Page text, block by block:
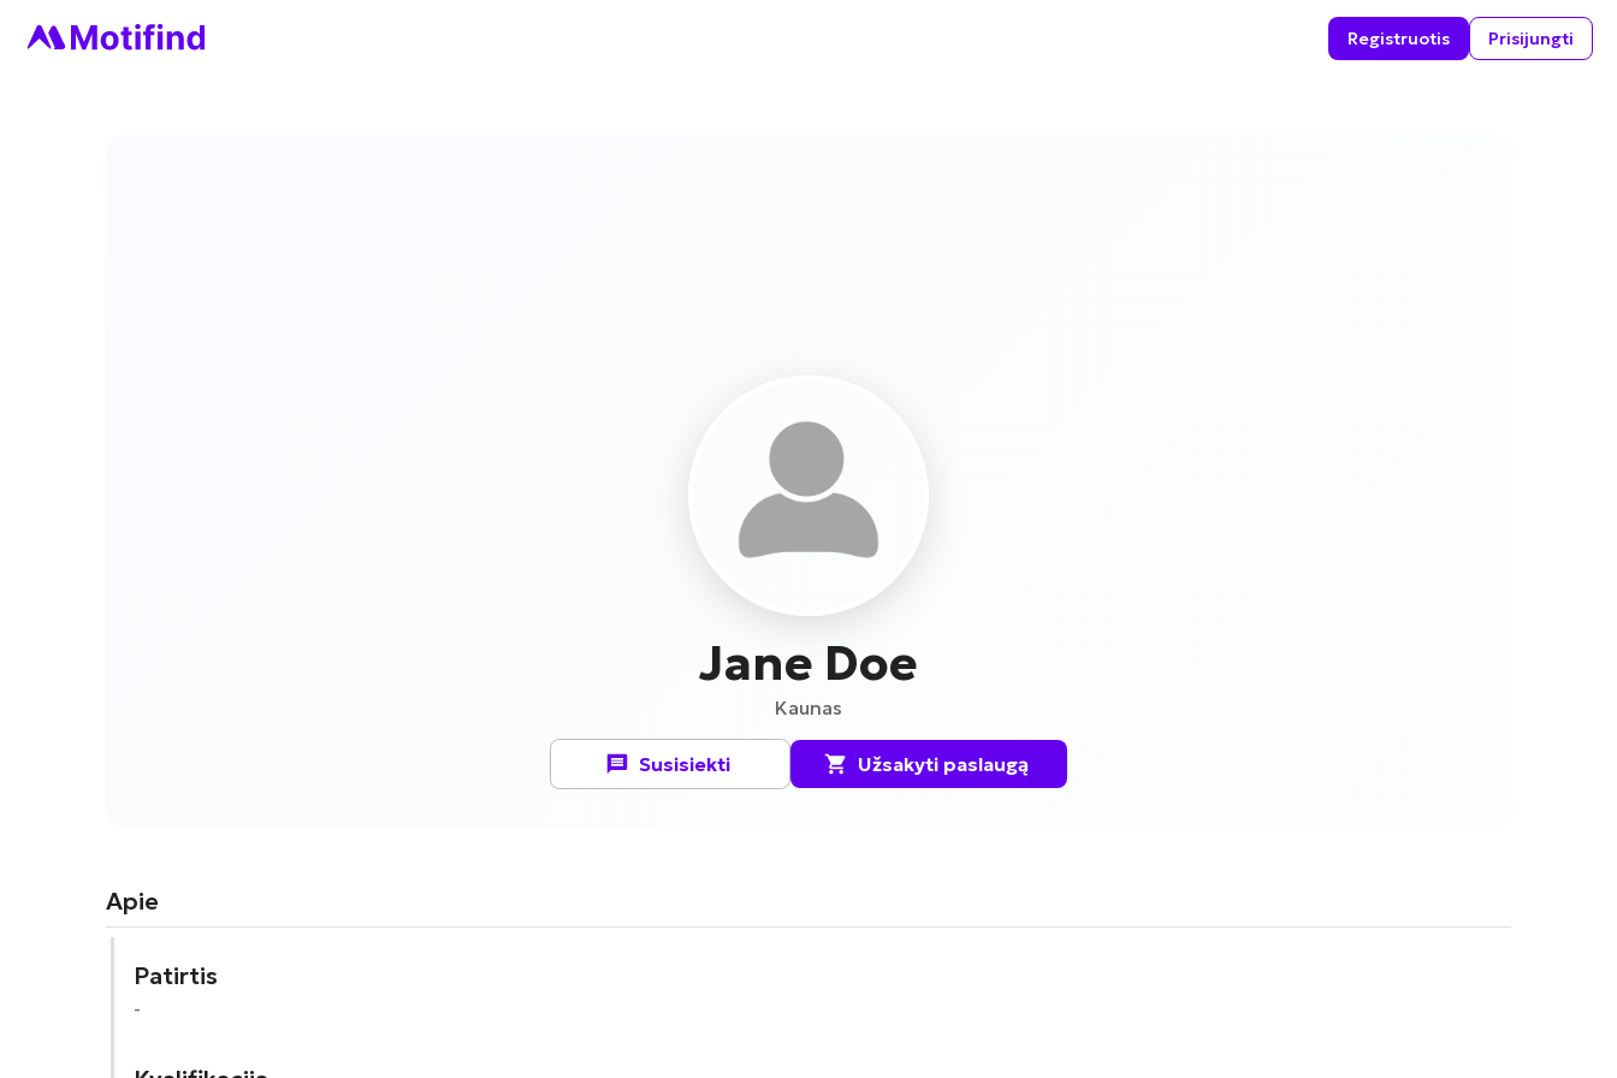
Registruotis Prisijungti
Jane Doe
Kaunas
Susisiekti Užsakyti paslaugą
Apie
Patirtis
-